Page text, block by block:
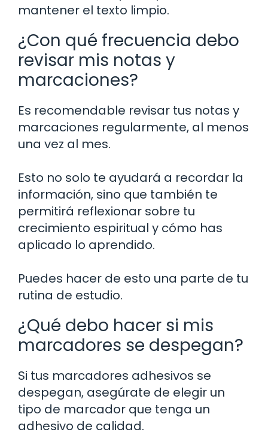
mantener el texto limpio.
¿Con qué frecuencia debo
revisar mis notas y
marcaciones?
Es recomendable revisar tus notas y
marcaciones regularmente, al menos
una vez al mes.
Esto no solo te ayudará a recordar la
información, sino que también te
permitirá reflexionar sobre tu
crecimiento espiritual y cómo has
aplicado lo aprendido.
Puedes hacer de esto una parte de tu
rutina de estudio.
¿Qué debo hacer si mis
marcadores se despegan?
Si tus marcadores adhesivos se
despegan, asegúrate de elegir un
tipo de marcador que tenga un
adhesivo de calidad.